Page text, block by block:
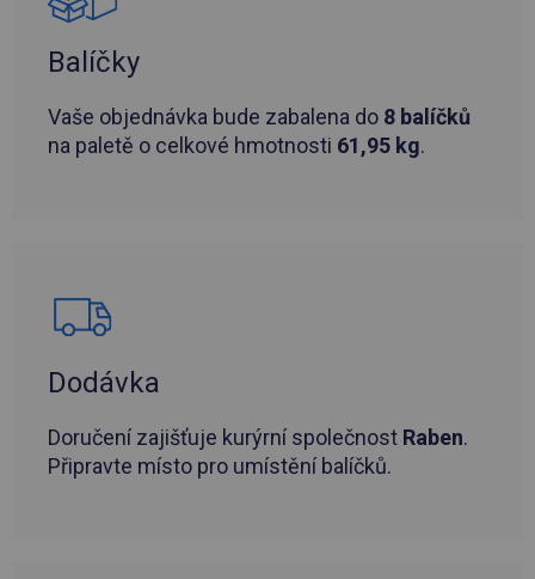
Balíčky
Vaše objednávka bude zabalena do 8 balíčků
na paletě o celkové hmotnosti 61,95 kg.
Dodávka
Doručení zajišťuje kurýrní společnost Raben.
Připravte místo pro umístění balíčků.